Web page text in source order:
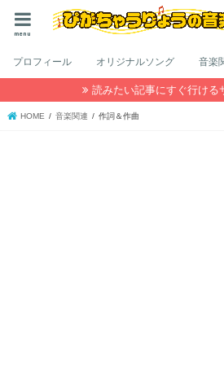
menu
プロフィール オリジナルソング 音楽
読みたい記事にすぐ行ける
HOME 音楽関連 作詞＆作曲